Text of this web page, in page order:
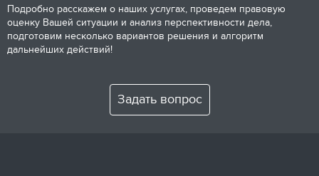
Подробно расскажем о наших услугах, проведем правовую
оценку Вашей ситуации и анализ перспективности дела,
подготовим несколько вариантов решения и алгоритм
дальнейших действий!
Задать вопрос